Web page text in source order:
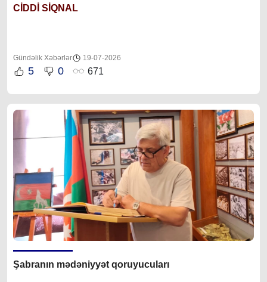
CİDDİ SİQNAL
Gündəlik Xəbərlər 19-07-2026
5 0 671
Şabranın mədəniyyət qoruyucuları